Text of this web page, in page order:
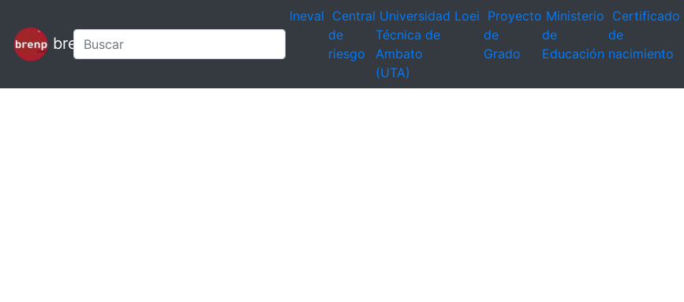
brenp
Ineval Central
de
riesgo
Universidad
Técnica de
Ambato
(UTA)
Loei Proyecto
de
Grado
Ministerio
de
Educación
Certificado
de
nacimiento